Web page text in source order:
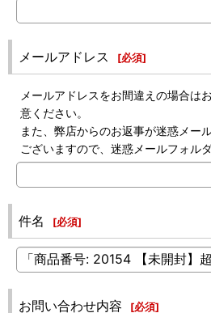
メールアドレス [必須]
メールアドレスをお間違えの場合は
意ください。
また、弊店からのお返事が迷惑メー
ございますので、迷惑メールフォル
件名 [必須]
お問い合わせ内容 [必須]